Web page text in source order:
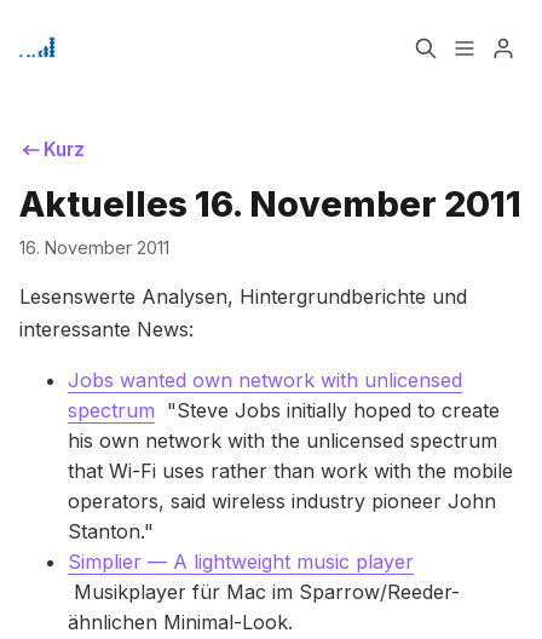
Home
Kurz
Aktuelles 16. November 2011
16. November 2011
Lesenswerte Analysen, Hintergrundberichte und
interessante News:
Jobs wanted own network with unlicensed
spectrum "Steve Jobs initially hoped to create
his own network with the unlicensed spectrum
that Wi-Fi uses rather than work with the mobile
operators, said wireless industry pioneer John
Stanton."
Simplier — A lightweight music player
Musikplayer für Mac im Sparrow/Reeder-
ähnlichen Minimal-Look.